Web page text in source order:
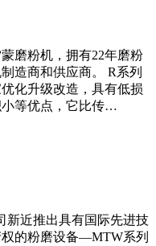
磨粉机，拥有22年磨粉
造商和供应商。 R系列
化升级改造，具有低损
等优点，它比传…
新近推出具有国际先进技
的粉磨设备—MTW系列